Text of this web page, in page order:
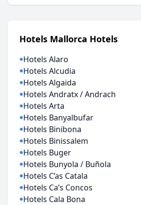
Hotels Mallorca Hotels
Hotels Alaro
Hotels Alcudia
Hotels Algaida
Hotels Andratx / Andrach
Hotels Arta
Hotels Banyalbufar
Hotels Binibona
Hotels Binissalem
Hotels Buger
Hotels Bunyola / Buñola
Hotels C’as Catala
Hotels Ca’s Concos
Hotels Cala Bona